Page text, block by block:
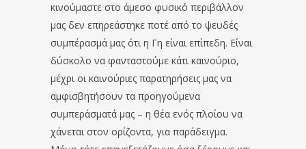
κινούμαστε στο άμεσο φυσικό περιβάλλον
μας δεν επηρεάστηκε ποτέ από το ψευδές
συμπέρασμά μας ότι η Γη είναι επίπεδη. Είναι
δύσκολο να φανταστούμε κάτι καινούριο,
μέχρι οι καινούριες παρατηρήσεις μας να
αμφισβητήσουν τα προηγούμενα
συμπεράσματά μας – η θέα ενός πλοίου να
χάνεται στον ορίζοντα, για παράδειγμα.